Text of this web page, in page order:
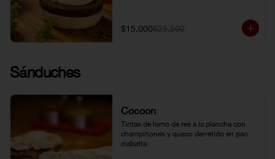
$15.000$25.500
Sánduches
Cocoon
Tiritas de lomo de res a la plancha con
champiñones y queso derretido en pan
ciabatta